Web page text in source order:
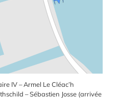
IV – Armel Le Cléac’h
– Sébastien Josse (arrivée